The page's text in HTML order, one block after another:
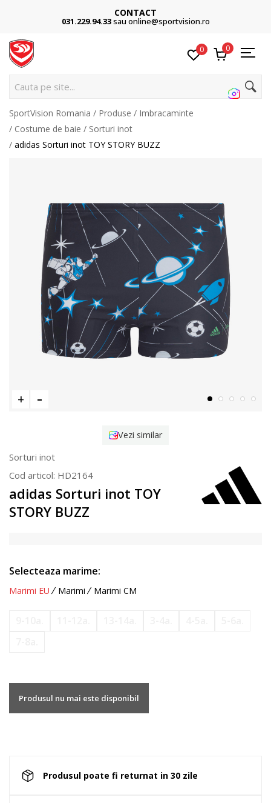
CONTACT
031.229.94.33sau online@sportvision.ro
0 0
C
SportVision Romania Produse
Imbracaminte
Costume de baie
Sorturi inot
adidas Sorturi inot TOY STORY BUZZ
Vezi similar
Sorturi inot
Cod articol: HD2164
adidas Sorturi inot TOY
STORY BUZZ
Selecteaza marime:
Marimi EU Marimi Marimi CM
Produsul nu mai este disponibil
Produsul poate fi returnat in 30 zile